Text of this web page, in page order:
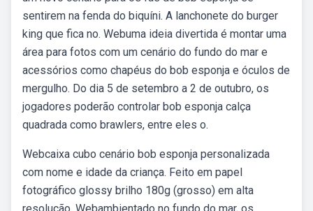
sentirem na fenda do biquíni. A lanchonete do burger
king que fica no. Webuma ideia divertida é montar uma
área para fotos com um cenário do fundo do mar e
acessórios como chapéus do bob esponja e óculos de
mergulho. Do dia 5 de setembro a 2 de outubro, os
jogadores poderão controlar bob esponja calça
quadrada como brawlers, entre eles o.
Webcaixa cubo cenário bob esponja personalizada
com nome e idade da criança. Feito em papel
fotográfico glossy brilho 180g (grosso) em alta